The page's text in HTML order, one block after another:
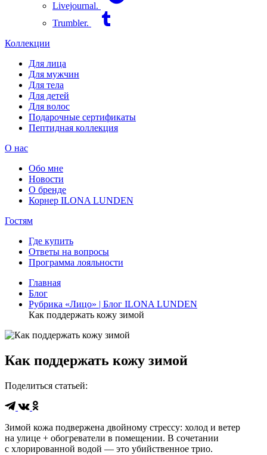
Livejournal.
Trumbler.
Коллекции
Для лица
Для мужчин
Для тела
Для детей
Для волос
Подарочные сертификаты
Пептидная коллекция
О нас
Обо мне
Новости
О бренде
Корнер ILONA LUNDEN
Гостям
Где купить
Ответы на вопросы
Программа лояльности
Главная
Блог
Рубрика «Лицо» | Блог ILONA LUNDEN
Как поддержать кожу зимой
Как поддержать кожу зимой
Поделиться статьей:
Зимой кожа подвержена двойному стрессу: холод и ветер
на улице + обогреватели в помещении. В сочетании
с хлорированной водой — это убийственное трио.